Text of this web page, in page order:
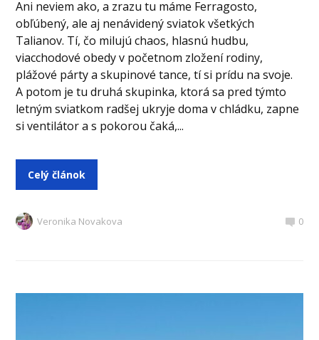
Ani neviem ako, a zrazu tu máme Ferragosto,
obľúbený, ale aj nenávidený sviatok všetkých
Talianov. Tí, čo milujú chaos, hlasnú hudbu,
viacchodové obedy v početnom zložení rodiny,
plážové párty a skupinové tance, tí si prídu na svoje.
A potom je tu druhá skupinka, ktorá sa pred týmto
letným sviatkom radšej ukryje doma v chládku, zapne
si ventilátor a s pokorou čaká,...
Celý článok
Veronika Novakova 0